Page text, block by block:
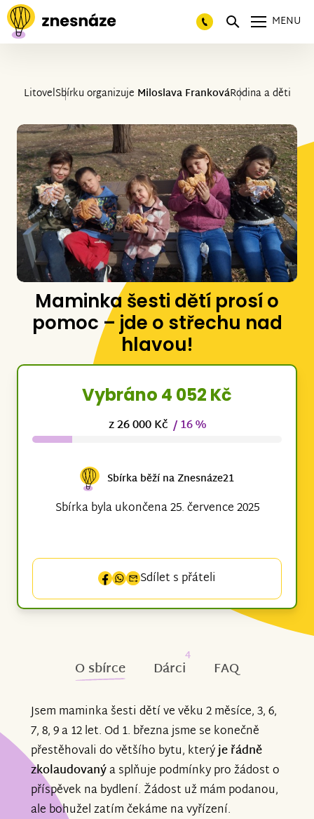
MENU
LitovelSbírku organizuje Miloslava FrankováRodina a děti
Maminka šesti dětí prosí o
pomoc – jde o střechu nad
hlavou!
Vybráno 4 052 Kč
z 26 000 Kč / 16 %
Sbírka běží na Znesnáze21
Sbírka byla ukončena 25. července 2025
Sdílet s přáteli
O sbírce Dárci
4
FAQ
Jsem maminka šesti dětí ve věku 2 měsíce, 3, 6,
7, 8, 9 a 12 let. Od 1. března jsme se konečně
přestěhovali do většího bytu, kterýje řádně
zkolaudovanýa splňuje podmínky pro žádost o
příspěvek na bydlení. Žádost už mám podanou,
ale bohužel zatím čekáme na vyřízení.